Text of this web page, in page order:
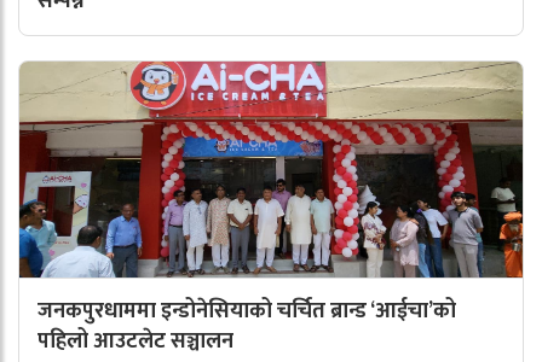
जनकपुरधाममा इन्डोनेसियाको चर्चित ब्रान्ड ‘आईचा’को
पहिलो आउटलेट सञ्चालन